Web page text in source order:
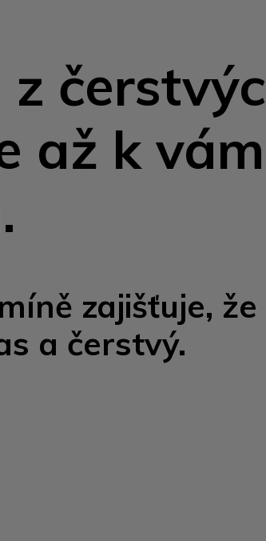
až k vám
zajišťuje, že
a čerstvý.